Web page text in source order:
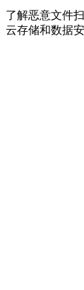
了解恶意文件
云存储和数据